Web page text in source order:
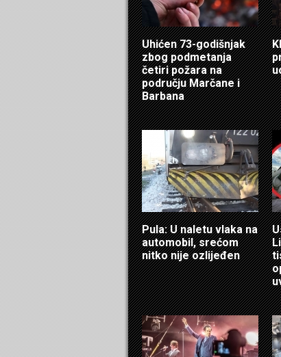
Uhićen 73-godišnjak
zbog podmetanja
četiri požara na
području Marčane i
Barbana
Pula: U naletu vlaka na
automobil, srećom
nitko nije ozlijeđen